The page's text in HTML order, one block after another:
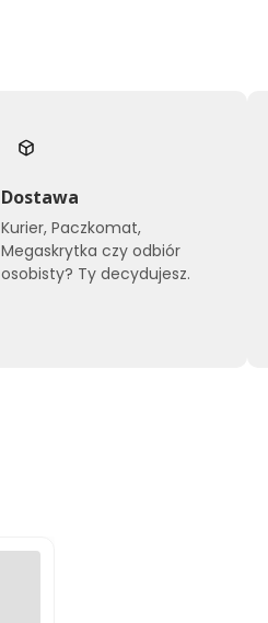
Dostawa
Kurier, Paczkomat,
Megaskrytka czy odbiór
osobisty? Ty decydujesz.